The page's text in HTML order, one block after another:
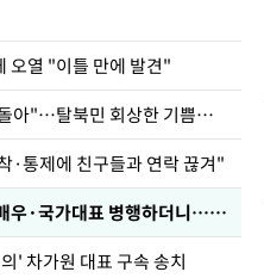
오열 "이틀 만에 발견"
"바지 벗고 앞뒤로 돌아"…탈북민 회상한 기쁨조 검사
·통제에 친구들과 연락 끊겨"
박찬민 딸 박민하, 배우·국가대표 병행하더니…근황이
' 차가원 대표 구속 송치